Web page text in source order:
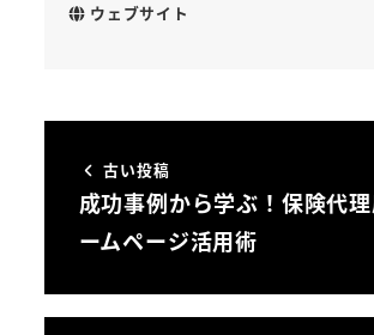
ウェブサイト
古い投稿
成功事例から学ぶ！保険代
ームページ活用術